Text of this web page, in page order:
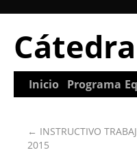
Inicio Programa
← INSTRUCTIVO
2015